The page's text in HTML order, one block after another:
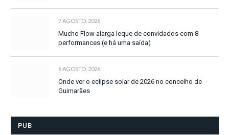
7 AGOSTO, 2026
Mucho Flow alarga leque de convidados com 8
performances (e há uma saída)
6 AGOSTO, 2026
Onde ver o eclipse solar de 2026 no concelho de
Guimarães
PUB